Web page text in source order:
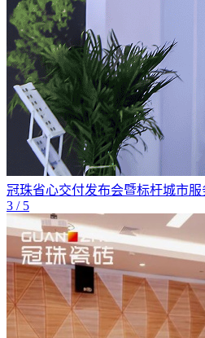
冠珠省心交付发布会暨标杆城市
3 / 5